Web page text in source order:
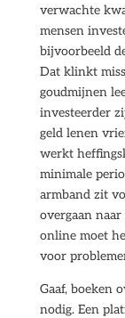
verwachte
mensen
bijvoorbeeld
Dat klinkt
goudmijnen
investeerder
geld lenen
werkt
minimale
armband zit
overgaan
online moet
voor
Gaaf, boeken
nodig. Een